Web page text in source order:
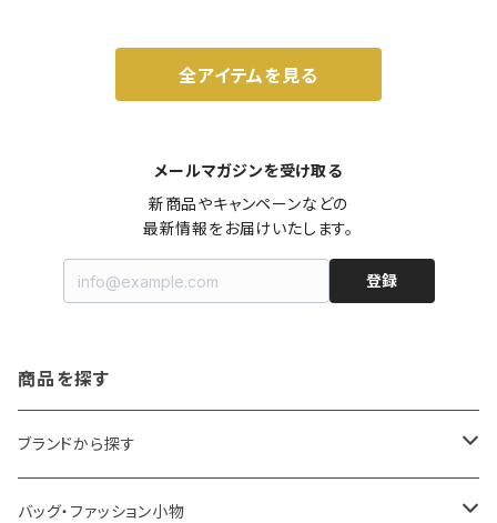
全アイテムを見る
メールマガジンを受け取る
新商品やキャンペーンなどの
最新情報をお届けいたします。
登録
商品を探す
ブランドから探す
LOQI
バッグ・ファッション小物